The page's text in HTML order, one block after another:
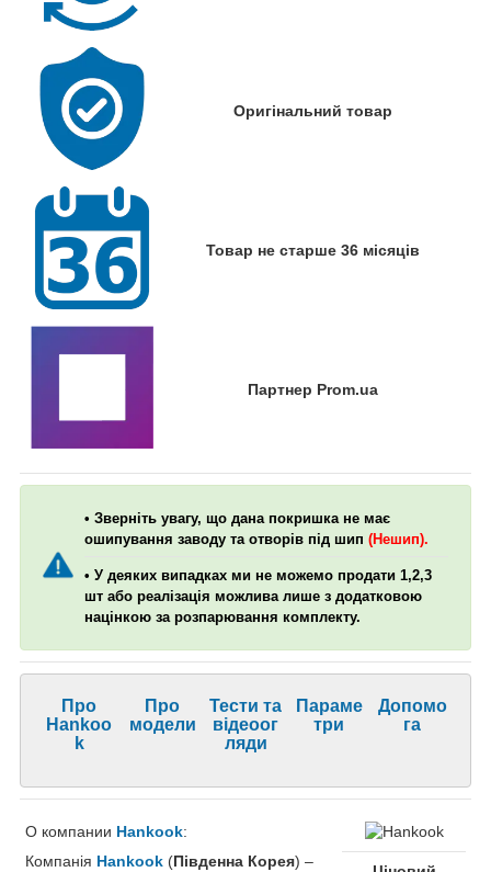
Оригінальний товар
Товар не старше 36 місяців
Партнер Prom.ua
• Зверніть увагу, що дана покришка не має
ошипування заводу та отворів під шип (Нешип).
• У деяких випадках ми не можемо продати 1,2,3
шт або реалізація можлива лише з додатковою
націнкою за розпарювання комплекту.
Про
Hankoo
k
Про
модели
Тести та
відеоог
ляди
Параме
три
Допомо
га
О компании Hankook:
Компанія Hankook (Південна Корея) –